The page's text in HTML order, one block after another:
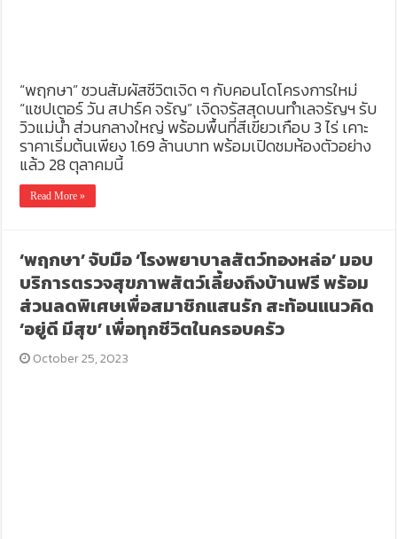
“พฤกษา” ชวนสัมผัสชีวิตเจิด ๆ กับคอนโดโครงการใหม่
“แชปเตอร์ วัน สปาร์ค จรัญ” เจิดจรัสสุดบนทำเลจรัญฯ รับ
วิวแม่น้ำ ส่วนกลางใหญ่ พร้อมพื้นที่สีเขียวเกือบ 3 ไร่ เคาะ
ราคาเริ่มต้นเพียง 1.69 ล้านบาท พร้อมเปิดชมห้องตัวอย่าง
แล้ว 28 ตุลาคมนี้
Read More »
‘พฤกษา’ จับมือ ‘โรงพยาบาลสัตว์ทองหล่อ’ มอบ
บริการตรวจสุขภาพสัตว์เลี้ยงถึงบ้านฟรี พร้อม
ส่วนลดพิเศษเพื่อสมาชิกแสนรัก สะท้อนแนวคิด
‘อยู่ดี มีสุข’ เพื่อทุกชีวิตในครอบครัว
October 25, 2023